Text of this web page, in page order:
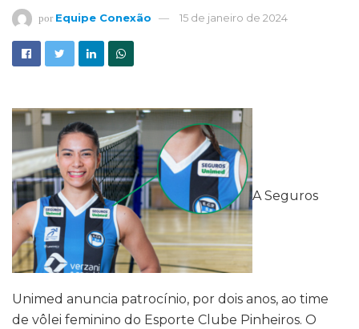
por Equipe Conexão 15 de janeiro de 2024
A Seguros
Unimed anuncia patrocínio, por dois anos, ao time
de vôlei feminino do Esporte Clube Pinheiros. O